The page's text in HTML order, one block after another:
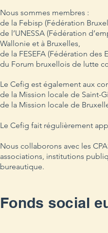
Nous sommes membres :
de la Febisp (Fédération
de l’UNESSA (Fédération
Wallonie et à Bruxelles,
de la FESEFA (Fédération
du Forum bruxellois de lutte
Le Cefig est également aux
de la Mission locale de Saint-
de la Mission locale de
Le Cefig fait régulièrement
Nous collaborons avec les
associations, institutions
bureautique.
Fonds social